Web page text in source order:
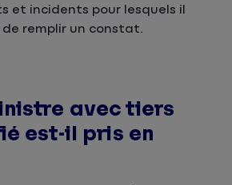
et incidents pour lesquels il
de remplir un constat.
avec tiers
est-il pris en